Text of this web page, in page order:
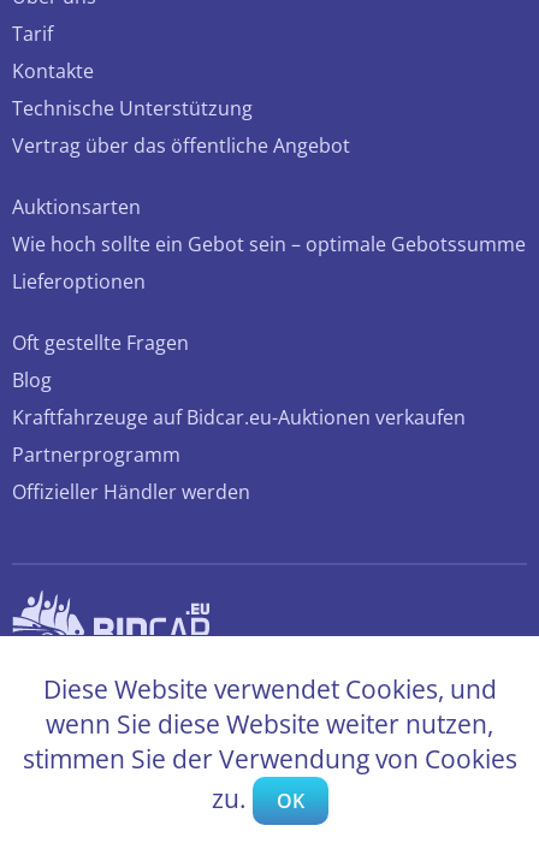
Tarif
Kontakte
Technische Unterstützung
Vertrag über das öffentliche Angebot
Auktionsarten
Wie hoch sollte ein Gebot sein – optimale Gebotssumme
Lieferoptionen
Oft gestellte Fragen
Blog
Kraftfahrzeuge auf Bidcar.eu-Auktionen verkaufen
Partnerprogramm
Offizieller Händler werden
© 2026 bidcar.eu
Alle Rechte sind vorbehalten
Diese Website verwendet Cookies, und
wenn Sie diese Website weiter nutzen,
stimmen Sie der Verwendung von Cookies
zu.
OK